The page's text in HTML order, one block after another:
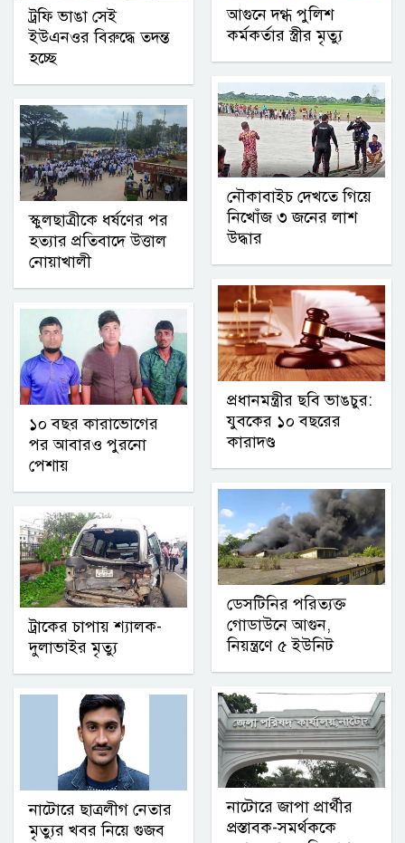
ট্রফি ভাঙা সেই
ইউএনওর বিরুদ্ধে তদন্ত
হচ্ছে
স্কুলছাত্রীকে ধর্ষণের পর
হত্যার প্রতিবাদে উত্তাল
নোয়াখালী
১০ বছর কারাভোগের
পর আবারও পুরনো
পেশায়
ট্রাকের চাপায় শ্যালক-
দুলাভাইর মৃত্যু
নাটোরে ছাত্রলীগ নেতার
মৃত্যুর খবর নিয়ে গুজব
আগুনে দগ্ধ পুলিশ
কর্মকর্তার স্ত্রীর মৃত্যু
নৌকাবাইচ দেখতে গিয়ে
নিখোঁজ ৩ জনের লাশ
উদ্ধার
প্রধানমন্ত্রীর ছবি ভাঙচুর:
যুবকের ১০ বছরের
কারাদণ্ড
ডেসটিনির পরিত্যক্ত
গোডাউনে আগুন,
নিয়ন্ত্রণে ৫ ইউনিট
নাটোরে জাপা প্রার্থীর
প্রস্তাবক-সমর্থককে